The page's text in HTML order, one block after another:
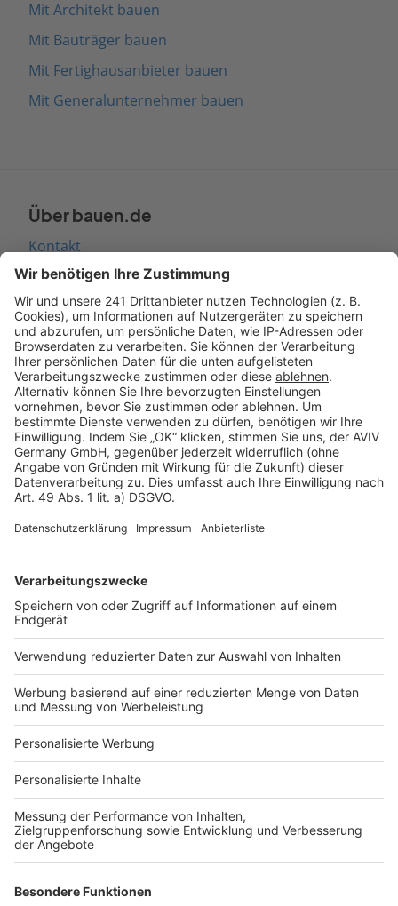
Mit Architekt bauen
Mit Bauträger bauen
Mit Fertighausanbieter bauen
Mit Generalunternehmer bauen
Über bauen.de
Kontakt
Seitenaufbau
Barrierefreiheit
Cookie Einstellungen
Rechtliches
AGB-Übersicht
Datenschutz
Impressum
Services
Bauprojekt-Quiz
Häuser-Suche
Hausanbieter-Suche
Bauprojekt-Profil
Für Unternehmen
Ihre Baufirma auf bauen.de
Kostenloses Infogespräch